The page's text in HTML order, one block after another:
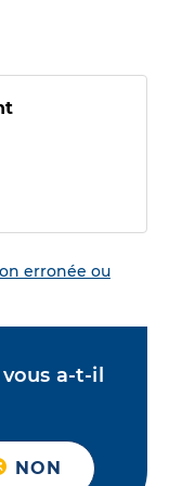
erronée ou
a-t-il
NON